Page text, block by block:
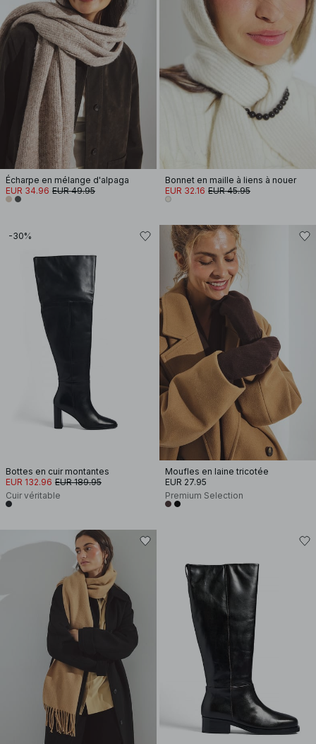
Écharpe en mélange d'alpaga
EUR 34.96 EUR 49.95
Bonnet en maille à liens à nouer
EUR 32.16 EUR 45.95
-30%
Bottes en cuir montantes
EUR 132.96 EUR 189.95
Cuir véritable
Moufles en laine tricotée
EUR 27.95
Premium Selection